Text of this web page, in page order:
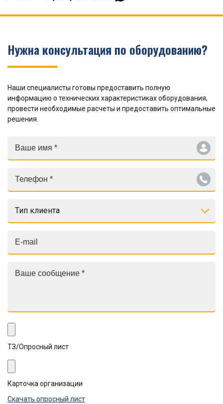
Нужна консультация по оборудованию?
Наши специалисты готовы предоставить полную
информацию о технических характеристиках оборудования,
провести необходимые расчеты и предоставить оптимальные
решения.
Тип клиента
ТЗ/Опросный лист
Карточка организации
Скачать опросный лист